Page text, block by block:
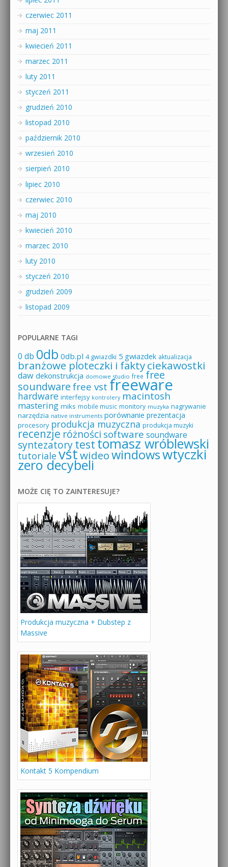
czerwiec 2011
maj 2011
kwiecień 2011
marzec 2011
luty 2011
styczeń 2011
grudzień 2010
listopad 2010
październik 2010
wrzesień 2010
sierpień 2010
lipiec 2010
czerwiec 2010
maj 2010
kwiecień 2010
marzec 2010
luty 2010
styczeń 2010
grudzień 2009
listopad 2009
POPULARNE TAGI
0 db 0db 0db.pl 4 gwiazdki 5 gwiazdek aktualizacja
branżowe ploteczki i faktyciekawostki
daw dekonstrukcja domowe studio free free
soundware free vst freeware
hardware interfejsy kontrolery macintosh
mastering miks mobile music monitory muzyka nagrywanie
narzędzia native instruments porównanie prezentacja
procesory produkcja muzyczna produkcja muzyki
recenzje różności software soundware
syntezatorytesttomasz wróblewski
tutoriale vstwideowindowswtyczki
zero decybeli
MOŻE CIĘ TO ZAINTERESUJE?
Produkcja muzyczna + Dubstep z
Massive
Kontakt 5 Kompendium